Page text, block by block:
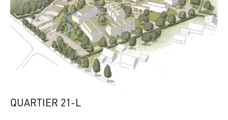
QUARTIER 21-L